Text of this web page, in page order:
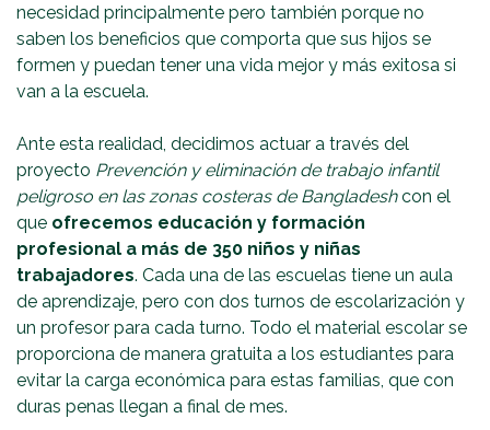
necesidad principalmente pero también porque no
saben los beneficios que comporta que sus hijos se
formen y puedan tener una vida mejor y más exitosa si
van a la escuela.
Ante esta realidad, decidimos actuar a través del
proyecto Prevención y eliminación de trabajo infantil
peligroso en las zonas costeras de Bangladeshcon el
que ofrecemos educación y formación
profesional a más de 350 niños y niñas
trabajadores. Cada una de las escuelas tiene un aula
de aprendizaje, pero con dos turnos de escolarización y
un profesor para cada turno. Todo el material escolar se
proporciona de manera gratuita a los estudiantes para
evitar la carga económica para estas familias, que con
duras penas llegan a final de mes.